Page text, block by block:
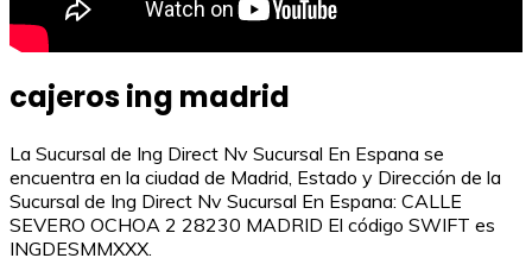
cajeros ing madrid
La Sucursal de Ing Direct Nv Sucursal En Espana se
encuentra en la ciudad de Madrid, Estado y Dirección de la
Sucursal de Ing Direct Nv Sucursal En Espana: CALLE
SEVERO OCHOA 2 28230 MADRID El código SWIFT es
INGDESMMXXX.